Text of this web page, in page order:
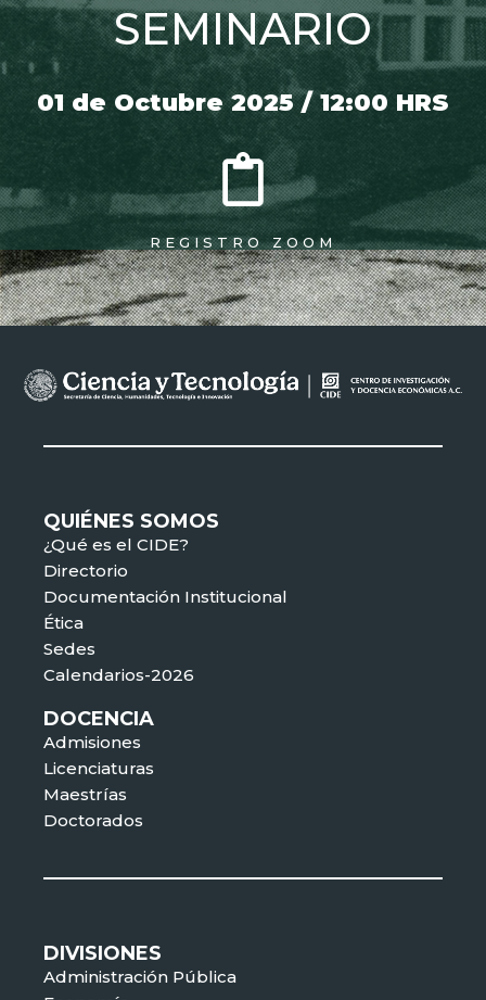
SEMINARIO
01 de Octubre 2025 / 12:00 HRS
REGISTRO ZOOM
QUIÉNES SOMOS
¿Qué es el CIDE?
Directorio
Documentación Institucional
Ética
Sedes
Calendarios-2026
DOCENCIA
Admisiones
Licenciaturas
Maestrías
Doctorados
DIVISIONES
Administración Pública